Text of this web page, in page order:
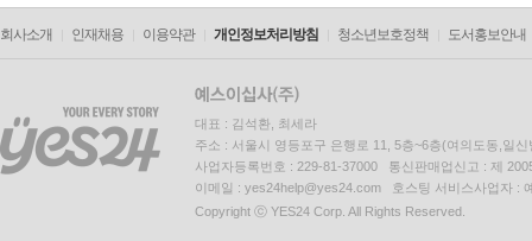
회사소개 인재채용 이용약관 개인정보처리방침 청소년보호정책 도서홍보안내
대표 : 김석환, 최세라
주소 : 서울시 영등포구 은행로 11, 5층~6층(여의도동,일신
사업자등록번호 : 229-81-37000 통신판매업신고 : 제
이메일 : yes24help@yes24.com 호스팅 서비스사업자 :
Copyright ⓒ YES24 Corp. All Rights Reserved.